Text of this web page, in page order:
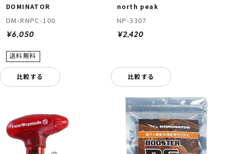
DOMINATOR
DM-RNPC-100
¥6,050
比較する
north peak
NP-3307
¥2,420
比較する